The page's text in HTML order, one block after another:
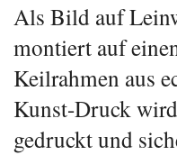
Als Bild auf
montiert auf
Keilrahmen aus
Kunst-Druck
gedruckt und